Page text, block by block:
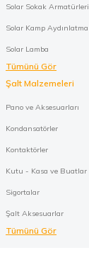
Solar Sokak Armatürleri
Solar Kamp Aydınlatma
Solar Lamba
Tümünü Gör
Şalt Malzemeleri
Pano ve Aksesuarları
Kondansatörler
Kontaktörler
Kutu - Kasa ve Buatlar
Sigortalar
Şalt Aksesuarlar
Tümünü Gör